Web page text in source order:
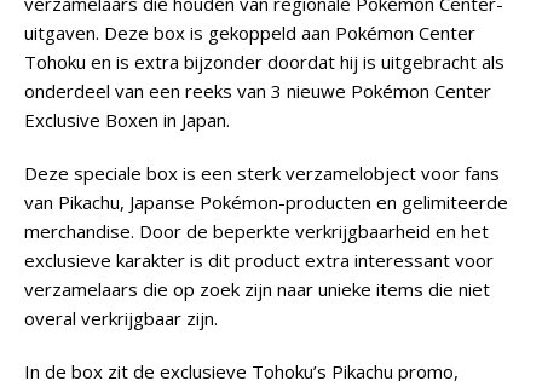
uitgaven. Deze box is gekoppeld aan Pokémon Center
Tohoku en is extra bijzonder doordat hij is uitgebracht als
onderdeel van een reeks van 3 nieuwe Pokémon Center
Exclusive Boxen in Japan.
Deze speciale box is een sterk verzamelobject voor fans
van Pikachu, Japanse Pokémon-producten en gelimiteerde
merchandise. Door de beperkte verkrijgbaarheid en het
exclusieve karakter is dit product extra interessant voor
verzamelaars die op zoek zijn naar unieke items die niet
overal verkrijgbaar zijn.
In de box zit de exclusieve Tohoku’s Pikachu promo,